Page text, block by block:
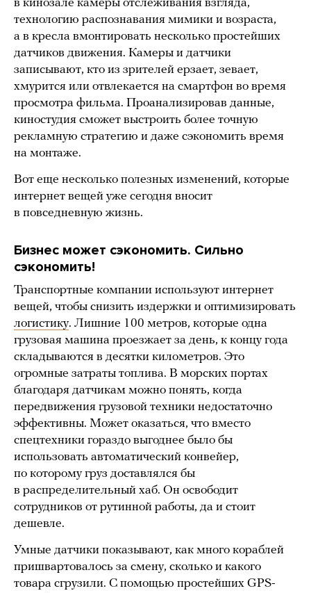
в кинозале камеры отслеживания взгляда,
технологию распознавания мимики и возраста,
а в кресла вмонтировать несколько простейших
датчиков движения. Камеры и датчики
записывают, кто из зрителей ерзает, зевает,
хмурится или отвлекается на смартфон во время
просмотра фильма. Проанализировав данные,
киностудия сможет выстроить более точную
рекламную стратегию и даже сэкономить время
на монтаже.
Вот еще несколько полезных изменений, которые
интернет вещей уже сегодня вносит
в повседневную жизнь.
Бизнес может сэкономить. Сильно
сэкономить!
Транспортные компании используют интернет
вещей, чтобы снизить издержки и оптимизировать
логистику. Лишние 100 метров, которые одна
грузовая машина проезжает за день, к концу года
складываются в десятки километров. Это
огромные затраты топлива. В морских портах
благодаря датчикам можно понять, когда
передвижения грузовой техники недостаточно
эффективны. Может оказаться, что вместо
спецтехники гораздо выгоднее было бы
использовать автоматический конвейер,
по которому груз доставлялся бы
в распределительный хаб. Он освободит
сотрудников от рутинной работы, да и стоит
дешевле.
Умные датчики показывают, как много кораблей
пришвартовалось за смену, сколько и какого
товара сгрузили. С помощью простейших GPS-